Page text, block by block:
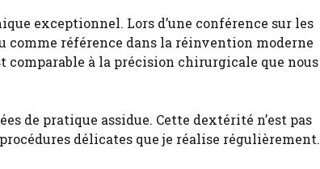
exceptionnel. Lors d’une conférence sur les
comme référence dans la réinvention moderne
à la précision chirurgicale que nous
de pratique assidue. Cette dextérité n’est pas
délicates que je réalise régulièrement.